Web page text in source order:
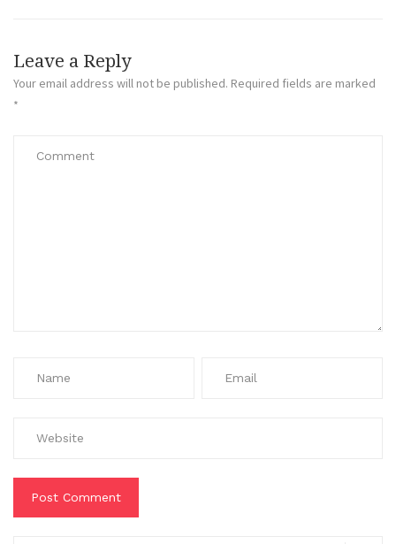
Leave a Reply
Your email address will not be published. Required fields are marked
*